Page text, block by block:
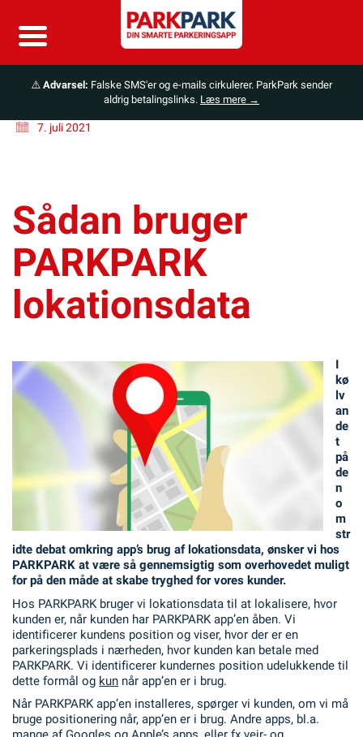
⚠️ Advarsel: Falske SMS'er og e-mails cirkulerer. ParkPark sender
aldrig betalingslinks. Læs mere →
7. juli 2021
Sådan bruger
PARKPARK
lokationsdata
I
kø
lv
an
de
t
på
de
n
o
m
str
idte debat omkring app’s brug af lokationsdata, ønsker vi hos
PARKPARK at være så gennemsigtig som overhovedet muligt
for på den måde at skabe tryghed for vores kunder.
Hos PARKPARK bruger vi lokationsdata til at lokalisere, hvor
kunden er, når kunden har PARKPARK app’en åben. Vi
identificerer kundens position og viser, hvor der er en
parkeringsplads i nærheden, hvor kunden kan betale med
PARKPARK. Vi identificerer kundernes position udelukkende til
dette formål og kun når app’en er i brug.
Når PARKPARK app’en installeres, spørger vi kunden, om vi må
bruge positionering når, app’en er i brug. Andre apps, bl.a.